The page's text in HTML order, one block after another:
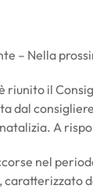
– Nella
il
dal
A
nel